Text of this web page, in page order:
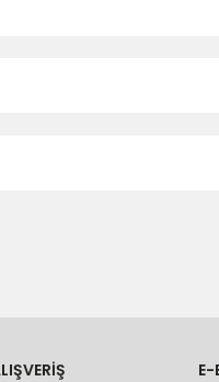
iade alınmaz veya
E-